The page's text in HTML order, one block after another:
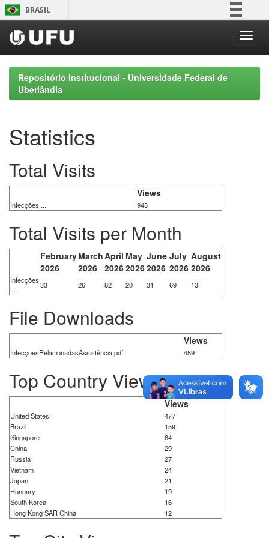
Skip
navigation
BRASIL
Participe
Acesso à informação
Legislação
Repositório Institucional - Universidade Federal de
Uberlândia
Statistics
Total Visits
Views
Infecções ... 943
Total Visits per Month
February
2026
March
2026
April
2026
May
2026
June
2026
July
2026
August
2026
Infecções
...
33 26 82 20 31 69 13
File Downloads
Views
InfecçõesRelacionadasAssistência pdf 459
Top Country Views
Views
United States
477
Brazil
159
Singapore
64
China
29
Russia
27
Vietnam
24
Japan
21
Hungary
19
South Korea
16
Hong Kong SAR China
12